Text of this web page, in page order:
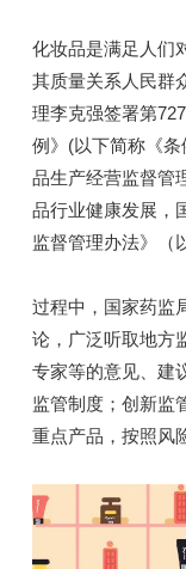
化妆品是满足人们
其质量关系人民群
理李克强签署第
例》(以下简称《
品生产经营监督管
品行业健康发展，
监督管理办法》（
过程中，国家药监
论，广泛听取地方
专家等的意见、建
监管制度；创新监
重点产品，按照风